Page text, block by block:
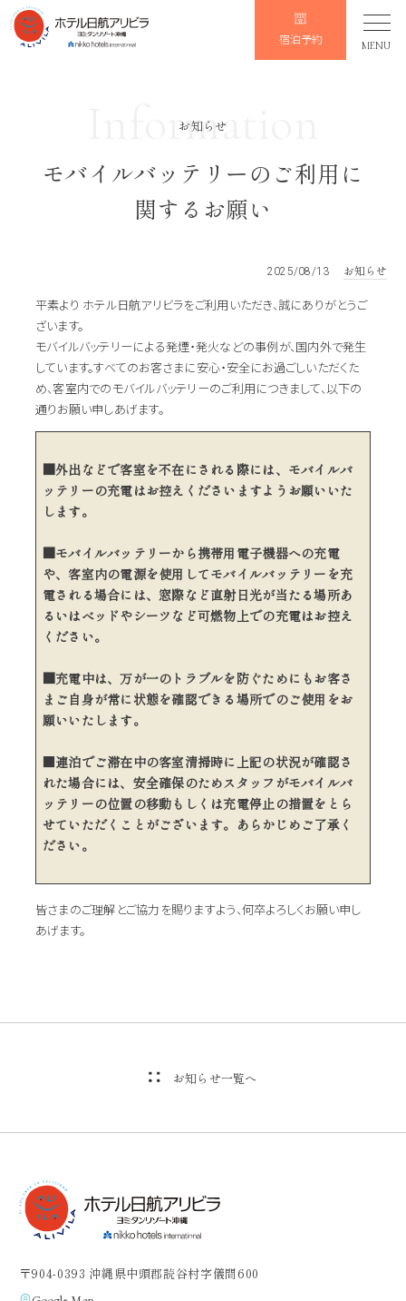
宿泊予約 MENU
Information
お知らせ
モバイルバッテリーのご利用に
関するお願い
2025/08/13 お知らせ
平素より ホテル日航アリビラをご利用いただき、誠にありがとうご
ざいます。
モバイルバッテリーによる発煙・発火などの事例が、国内外で発生
しています。すべてのお客さまに安心・安全にお過ごしいただくた
め、客室内でのモバイルバッテリーのご利用につきまして、以下の
通りお願い申しあげます。
■外出などで客室を不在にされる際には、モバイルバ
ッテリーの充電はお控えくださいますようお願いいた
します。
■モバイルバッテリーから携帯用電子機器への充電
や、客室内の電源を使用してモバイルバッテリーを充
電される場合には、窓際など直射日光が当たる場所あ
るいはべッドやシーツなど可燃物上での充電はお控え
ください。
■充電中は、万が一のトラブルを防ぐためにもお客さ
まご自身が常に状態を確認できる場所でのご使用をお
願いいたします。
■連泊でご滞在中の客室清掃時に上記の状況が確認さ
れた場合には、安全確保のためスタッフがモバイルバ
ッテリーの位置の移動もしくは充電停止の措置をとら
せていただくことがございます。あらかじめご了承く
ださい。
皆さまのご理解とご協力を賜りますよう、何卒よろしくお願い申し
あげます。
お知らせ一覧へ
〒904-0393 沖縄県中頭郡読谷村字儀間600